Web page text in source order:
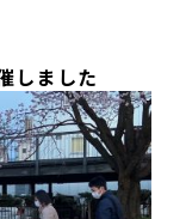
しました